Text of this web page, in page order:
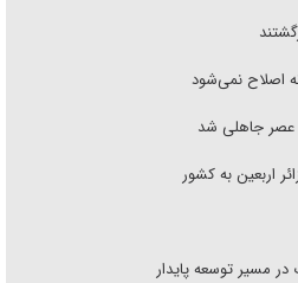
اصلاح نمی‌شود
جاهلی شد
در مسیر توسعه پایدار